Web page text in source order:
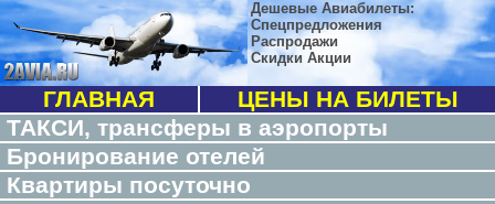
Дешевые Авиабилеты:
Спецпредложения
Распродажи
Скидки Акции
ГЛАВНАЯ
ЦЕНЫ НА БИЛЕТЫ
ТАКСИ, трансферы в аэропорты
Бронирование отелей
Квартиры посуточно